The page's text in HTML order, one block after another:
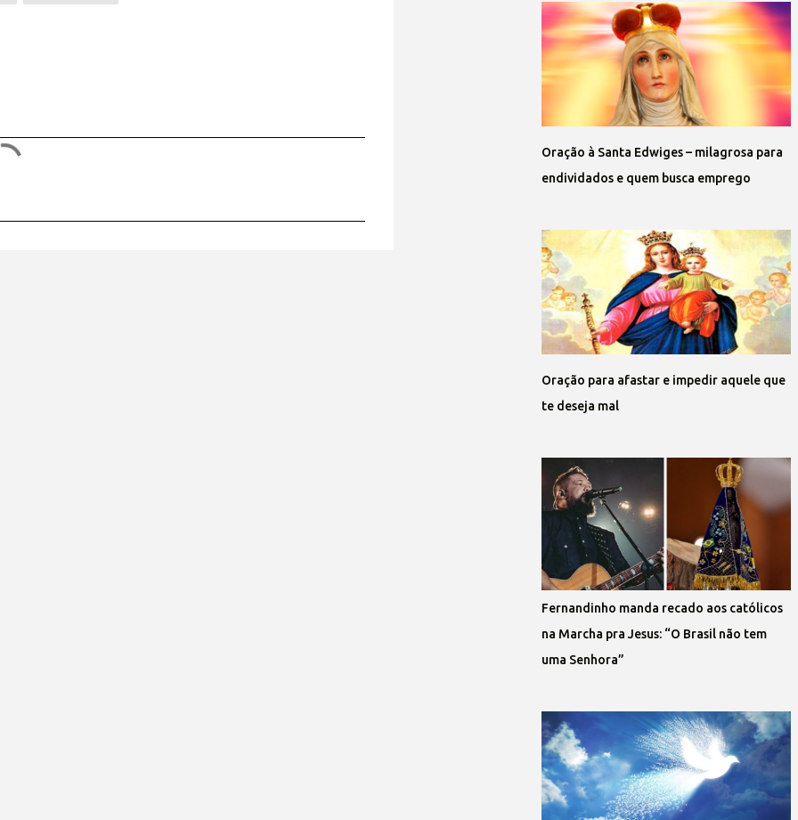
Oração à Santa Edwiges – milagrosa para
endividados e quem busca emprego
Oração para afastar e impedir aquele que
te deseja mal
Fernandinho manda recado aos católicos
na Marcha pra Jesus: “O Brasil não tem
uma Senhora”